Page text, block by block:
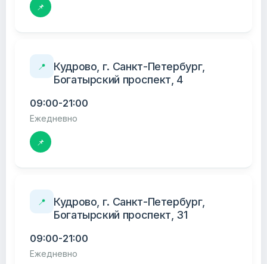
📌
📍
Кудрово, г. Санкт-Петербург,
Богатырский проспект, 4
09:00-21:00
Ежедневно
📌
📍
Кудрово, г. Санкт-Петербург,
Богатырский проспект, 31
09:00-21:00
Ежедневно